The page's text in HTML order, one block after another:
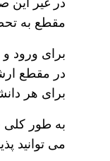
در غیر این
مقطع به
برای ورود
در مقطع
برای هر
به طور
می توانید